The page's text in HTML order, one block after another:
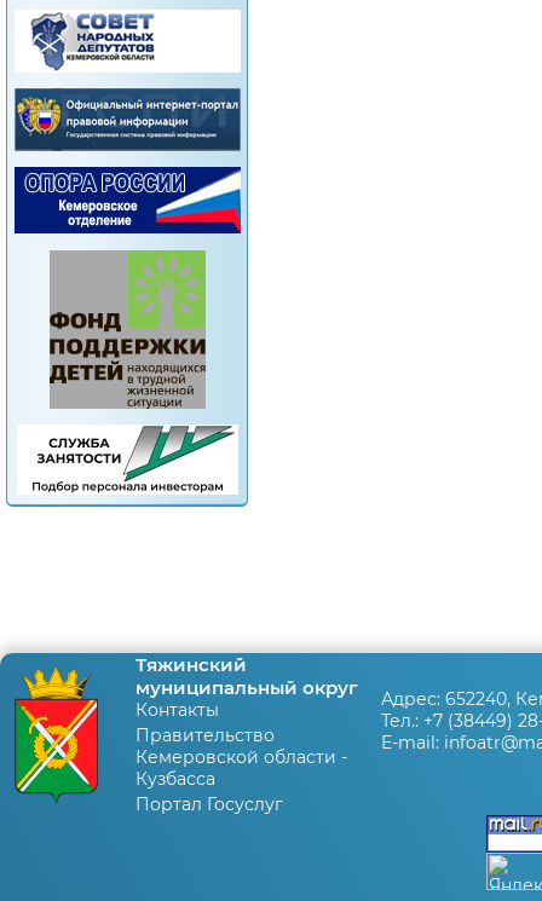
Тяжинский
муниципальный округ
Контакты
Правительство
Кемеровской области -
Кузбасса
Портал Госуслуг
Адрес: 652240,
Тел.: +7 (38449)
E-mail: